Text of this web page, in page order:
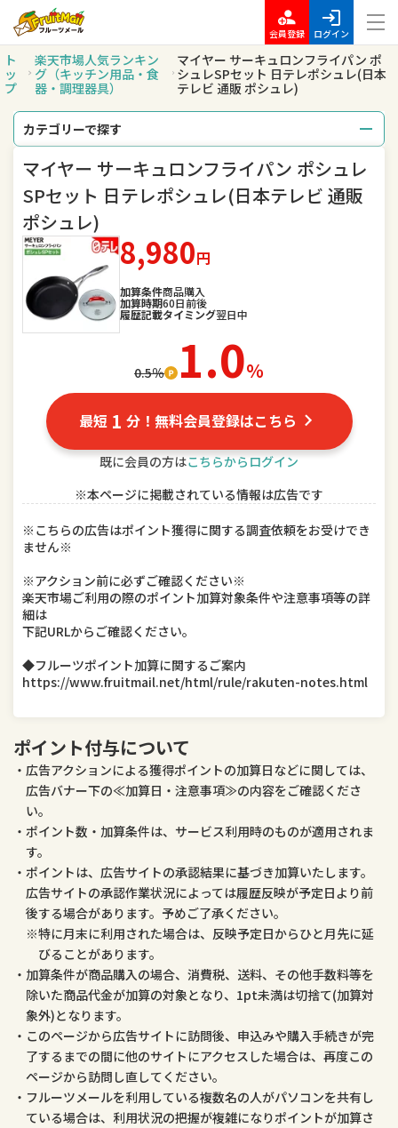
会員登録 ログイン
ト
ッ
プ
楽天市場人気ランキン
グ（キッチン用品・食
器・調理器具）
マイヤー サーキュロンフライパン ポ
シュレSPセット 日テレポシュレ(日本
テレビ 通販 ポシュレ)
カテゴリーで探す
総合 レディースファッション
メンズファッション インナー・下着・ナイトウェア
バッグ・小物・ブランド雑貨
腕時計
キッズ・ベビー・マタニティ
家電
TV・オーディオ・カメラ パソコン・周辺機器
スマートフォン・タブレット 食品
スイーツ・お菓子 水・ソフトドリンク
ビール・洋酒 日本酒・焼酎
インテリア・寝具・収納 日用品雑貨・文房具・手芸
キッチン用品・食器・調理器具
テレビゲーム ホビー
美容・コスメ・香水
医薬品・コンタクト・介護 ペット・ペットグッズ
マイヤー サーキュロンフライパン ポシュレ
SPセット 日テレポシュレ(日本テレビ 通販
ポシュレ)
8,980円
加算条件商品購入
加算時期60日前後
履歴記載タイミング翌日中
0.5％ 1.0％
最短 1 分！無料会員登録はこちら
既に会員の方はこちらからログイン
※本ページに掲載されている情報は広告です
※こちらの広告はポイント獲得に関する調査依頼をお受けでき
ません※
※アクション前に必ずご確認ください※
楽天市場ご利用の際のポイント加算対象条件や注意事項等の詳
細は
下記URLからご確認ください。
◆フルーツポイント加算に関するご案内
https://www.fruitmail.net/html/rule/rakuten-notes.html
ポイント付与について
広告アクションによる獲得ポイントの加算日などに関しては、
広告バナー下の≪加算日・注意事項≫の内容をご確認くださ
い。
ポイント数・加算条件は、サービス利用時のものが適用されま
す。
ポイントは、広告サイトの承認結果に基づき加算いたします。
広告サイトの承認作業状況によっては履歴反映が予定日より前
後する場合があります。予めご了承ください。
特に月末に利用された場合は、反映予定日からひと月先に延
びることがあります。
加算条件が商品購入の場合、消費税、送料、その他手数料等を
除いた商品代金が加算の対象となり、1pt未満は切捨て(加算対
象外)となります。
このページから広告サイトに訪問後、申込みや購入手続きが完
了するまでの間に他のサイトにアクセスした場合は、再度この
ページから訪問し直してください。
フルーツメールを利用している複数名の人がパソコンを共有し
ている場合は、利用状況の把握が複雑になりポイントが加算さ